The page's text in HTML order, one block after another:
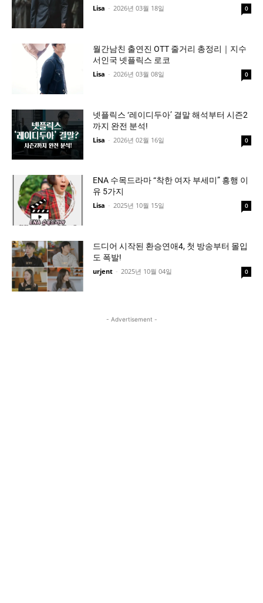
Lisa - 2026년 03월 18일 0
월간남친 출연진 OTT 줄거리 총정리｜지수
서인국 넷플릭스 로코
Lisa - 2026년 03월 08일 0
넷플릭스 ‘레이디두아’ 결말 해석부터 시즌2
까지 완전 분석!
Lisa - 2026년 02월 16일 0
ENA 수목드라마 “착한 여자 부세미” 흥행 이
유 5가지
Lisa - 2025년 10월 15일 0
드디어 시작된 환승연애4, 첫 방송부터 몰입
도 폭발!
urjent - 2025년 10월 04일 0
- Advertisement -